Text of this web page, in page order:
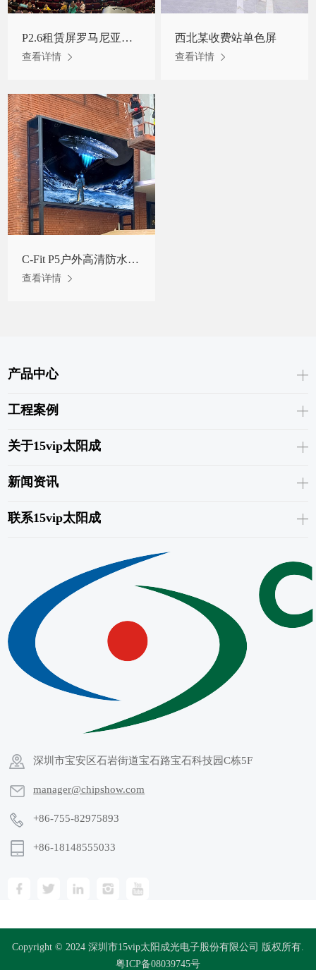
P2.6租赁屏罗马尼亚某歌剧院项目
查看详情
西北某收费站单色屏
查看详情
C-Fit P5户外高清防水自散热LED显示屏罗马尼亚项目
查看详情
产品中心
工程案例
关于15vip太阳成
新闻资讯
联系15vip太阳成
深圳市宝安区石岩街道宝石路宝石科技园C栋5F
manager@chipshow.com
+86-755-82975893
+86-18148555033
Copyright © 2024 深圳市15vip太阳成光电子股份有限公司 版权所有.
粤ICP备08039745号